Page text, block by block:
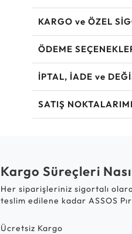
KARGO ve ÖZEL
ÖDEME
İPTAL, İADE ve
SATIŞ
Kargo Süreçleri
Her siparişleriniz sigortalı
teslim edilene kadar ASSOS
Ücretsiz Kargo